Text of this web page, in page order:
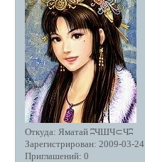
Откуда: Яматай ʭЧШЧ⊂Чʭ
Зарегистрирован: 2009-03-24
Приглашений: 0